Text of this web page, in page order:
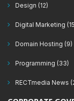
Design (12)
Digital Marketing
Domain Hosting (9)
Programming (33)
RECTmedia News